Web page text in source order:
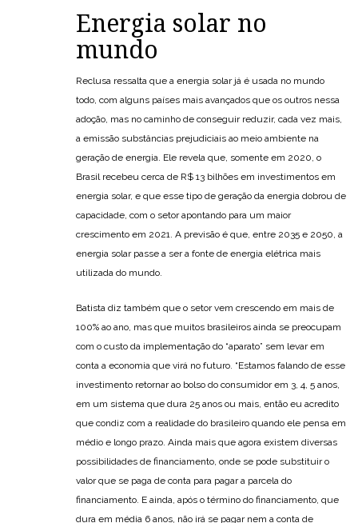
Energia solar no
mundo
Reclusa ressalta que a energia solar já é usada no mundo
todo, com alguns países mais avançados que os outros nessa
adoção, mas no caminho de conseguir reduzir, cada vez mais,
a emissão substâncias prejudiciais ao meio ambiente na
geração de energia. Ele revela que, somente em 2020, o
Brasil recebeu cerca de R$ 13 bilhões em investimentos em
energia solar, e que esse tipo de geração da energia dobrou de
capacidade, com o setor apontando para um maior
crescimento em 2021. A previsão é que, entre 2035 e 2050, a
energia solar passe a ser a fonte de energia elétrica mais
utilizada do mundo.
Batista diz também que o setor vem crescendo em mais de
100% ao ano, mas que muitos brasileiros ainda se preocupam
com o custo da implementação do “aparato” sem levar em
conta a economia que virá no futuro. “Estamos falando de esse​
investimento​ retornar ao bolso​ do consumidor​ em 3, 4, 5 anos,
em um sistema que dura 25 anos ou mais, então eu acredito
que condiz com a realidade do brasileiro quando ele pensa em​
médio e​ longo prazo. Ainda mais que agora existem diversas
possibilidades de financiamento, onde se pode​ substituir o
valor que se paga de conta para pagar a​ parcela do
financiamento. E​ ainda,​ após​ o término do financiamento, que
dura em média 6 anos, não irá se pagar nem a conta de